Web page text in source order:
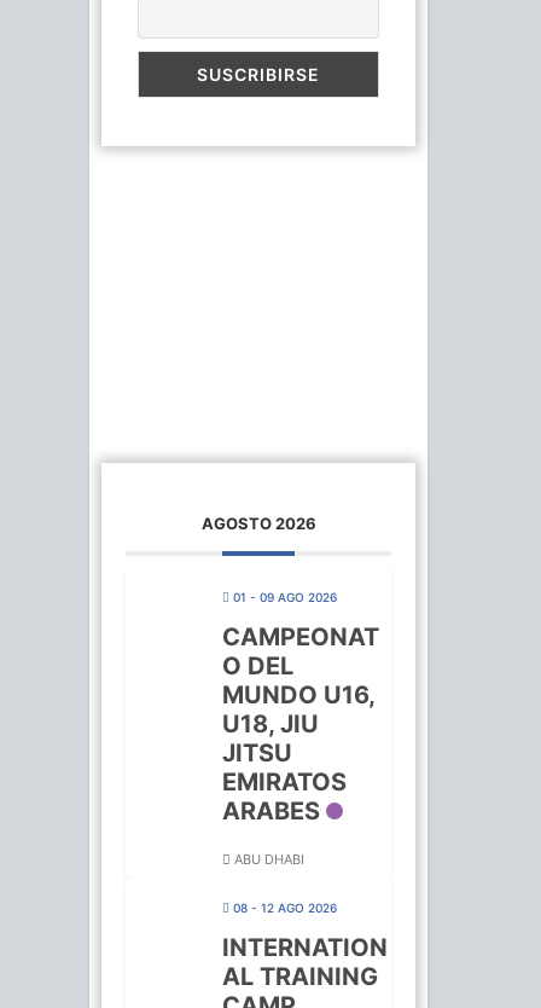
AGOSTO 2026
01 - 09 AGO 2026
CAMPEONAT
O DEL
MUNDO U16,
U18, JIU
JITSU
EMIRATOS
ARABES
ABU DHABI
08 - 12 AGO 2026
INTERNATION
AL TRAINING